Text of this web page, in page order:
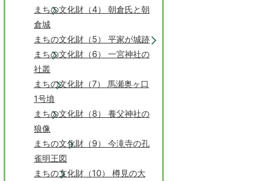
まちの文化財（4） 朝倉氏と朝
倉城
まちの文化財（5） 平家が城跡
まちの文化財（6） 一宮神社の
社叢
まちの文化財（7） 馬瀬奥ヶ口
1号墳
まちの文化財（8） 養父神社の
狼像
まちの文化財（9） 今滝寺の孔
雀明王図
まちの文化財（10） 樽見の大